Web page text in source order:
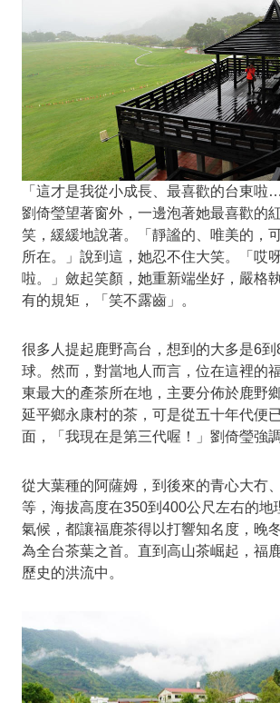
「這才是我從小成長、最喜歡的台東
劉倚瑩望著窗外，一邊泡著她最喜歡的
笑，緩緩地說著。「靜謐的、唯美的，
所在。」說到這，她忍不住大笑。「哎
啦。」斂起笑顏，她重新端坐好，嚴格
有的規矩，「笑不露齒」。
很多人提起鹿野高台，想到的大多是6
球。然而，對當地人而言，位在這裡的
東最大的產茶所在地，主要分佈於鹿野
延平鄉永康村的茶，可是從五十年代便
面，「我現在是第三代喔！」劉倚瑩強調
從大葉種的阿薩姆，到後來的青心大冇
等，海拔高度在350到400公尺左右的地
氣候，都讓福鹿茶得以打響知名度，晚
為全台茶葉之首。直到高山茶崛起，福
歷史的洪流中。